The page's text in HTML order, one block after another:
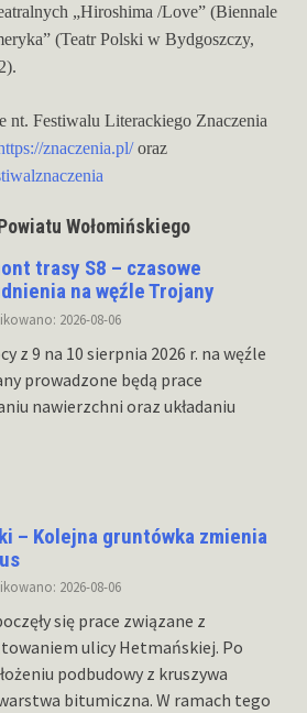
„Hiroshima /Love” (Biennale
(Teatr Polski w Bydgoszczy,
nt. Festiwalu Literackiego Znaczenia
znaczenia.pl/oraz
Wołomińskiego
trasy S8 – czasowe
na węźle Trojany
2026-08-06
z 9 na 10 sierpnia 2026 r. na węźle
prowadzone będą prace
nawierzchni oraz układaniu
– Kolejna gruntówka zmienia
2026-08-06
się prace związane z
ulicy Hetmańskiej. Po
podbudowy z kruszywa
bitumiczna. W ramach tego